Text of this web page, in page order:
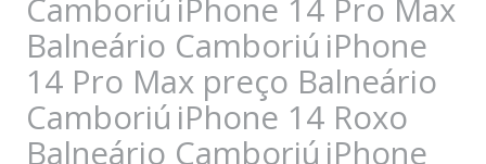
Camboriú iPhone 14 Pro Max
Balneário Camboriú iPhone
14 Pro Max preço Balneário
Camboriú iPhone 14 Roxo
Balneário Camboriú iPhone